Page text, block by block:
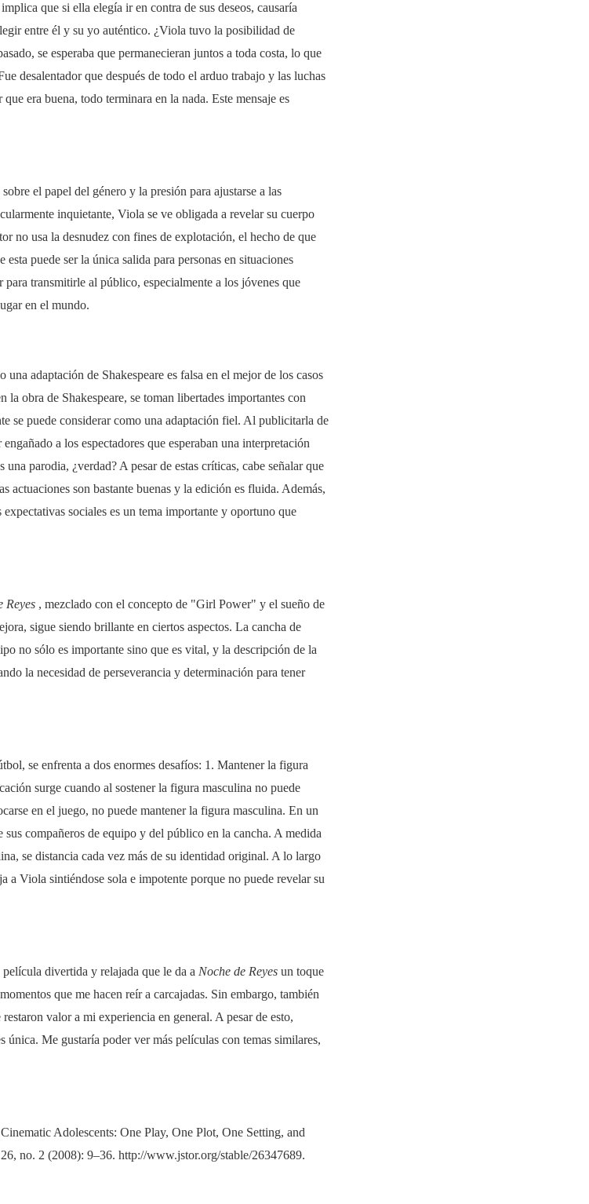
que si ella elegía ir en contra de sus deseos, causaría
entre él y su yo auténtico. ¿Viola tuvo la posibilidad de
se esperaba que permanecieran juntos a toda costa, lo que
desalentador que después de todo el arduo trabajo y las luchas
era buena, todo terminara en la nada. Este mensaje es
el papel del género y la presión para ajustarse a las
inquietante, Viola se ve obligada a revelar su cuerpo
no usa la desnudez con fines de explotación, el hecho de que
puede ser la única salida para personas en situaciones
para transmitirle al público, especialmente a los jóvenes que
en el mundo.
adaptación de Shakespeare es falsa en el mejor de los casos
la obra de Shakespeare, se toman libertades importantes con
se puede considerar como una adaptación fiel. Al publicitarla de
a los espectadores que esperaban una interpretación
parodia, ¿verdad? A pesar de estas críticas, cabe señalar que
actuaciones son bastante buenas y la edición es fluida. Además,
sociales es un tema importante y oportuno que
Reyes , mezclado con el concepto de "Girl Power" y el sueño de
sigue siendo brillante en ciertos aspectos. La cancha de
no sólo es importante sino que es vital, y la descripción de la
la necesidad de perseverancia y determinación para tener
se enfrenta a dos enormes desafíos: 1. Mantener la figura
surge cuando al sostener la figura masculina no puede
en el juego, no puede mantener la figura masculina. En un
compañeros de equipo y del público en la cancha. A medida
se distancia cada vez más de su identidad original. A lo largo
a Viola sintiéndose sola e impotente porque no puede revelar su
película divertida y relajada que le da a Noche de Reyes un toque
que me hacen reír a carcajadas. Sin embargo, también
valor a mi experiencia en general. A pesar de esto,
única. Me gustaría poder ver más películas con temas similares,
Adolescents: One Play, One Plot, One Setting, and
26, no. 2 (2008): 9–36. http://www.jstor.org/stable/26347689.